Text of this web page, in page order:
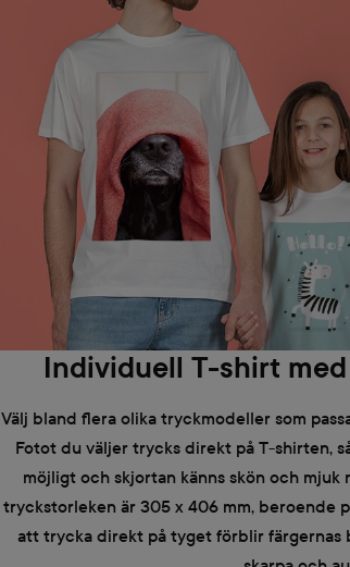
Individuell T-shirt
Välj bland flera olika tryckmodeller som
Fotot du väljer trycks direkt på T-shirten,
möjligt och skjortan känns skön och mjuk
tryckstorleken är 305 x 406 mm, beroende
att trycka direkt på tyget förblir färgernas